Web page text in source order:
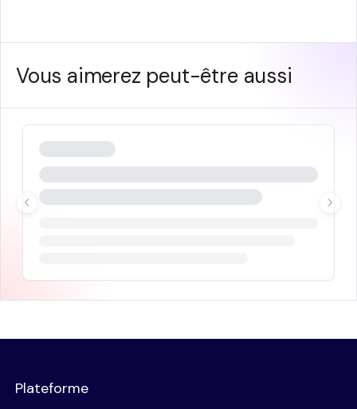
Vous aimerez peut-être aussi
Plateforme